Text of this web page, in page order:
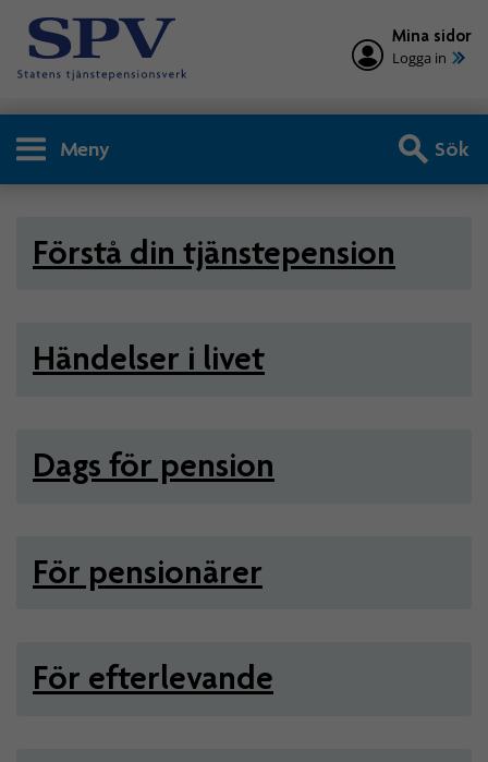
Mina sidor
Logga in
Meny Sök
Privatperson -
Förstå din tjänstepension
Händelser i livet
Dags för pension
För pensionärer
För efterlevande